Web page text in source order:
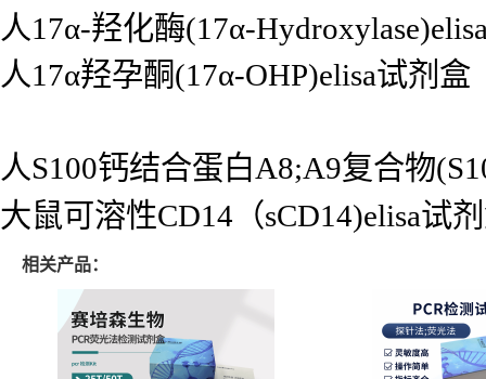
人17α-羟化酶(17α-
人17α羟孕酮(17α-OHP)elisa试剂盒
人S100钙结合蛋白A8;A9复合物
大鼠可溶性CD14（sCD14)elisa试
相关产品：